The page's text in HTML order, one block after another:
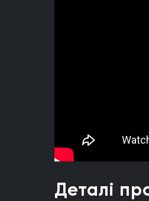
Деталі